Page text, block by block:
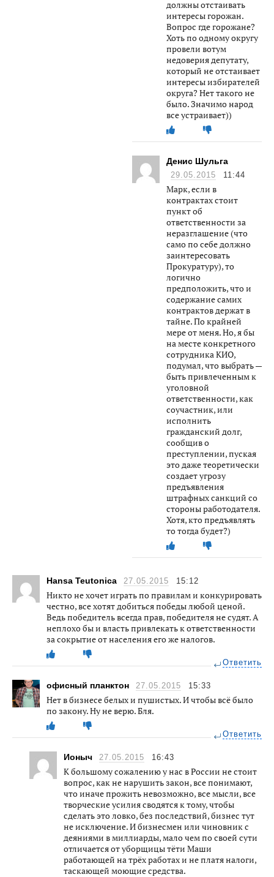
должны отстаивать
интересы горожан.
Вопрос где горожане?
Хоть по одному округу
провели вотум
недоверия депутату,
который не отстаивает
интересы избирателей
округа? Нет такого не
было. Значимо народ
все устраивает))
Денис Шульга
29.05.2015 11:44
Марк, если в
контрактах стоит
пункт об
ответственности за
неразглашение (что
само по себе должно
заинтересовать
Прокуратуру), то
логично
предположить, что и
содержание самих
контрактов держат в
тайне. По крайней
мере от меня. Но, я бы
на месте конкретного
сотрудника КИО,
подумал, что выбрать —
быть привлеченным к
уголовной
ответственности, как
соучастник, или
исполнить
гражданский долг,
сообщив о
преступлении, пуская
это даже теоретически
создает угрозу
предъявления
штрафных санкций со
стороны работодателя.
Хотя, кто предъявлять
то тогда будет?)
Hansa Teutonica 27.05.2015 15:12
Никто не хочет играть по правилам и конкурировать
честно, все хотят добиться победы любой ценой.
Ведь победитель всегда прав, победителя не судят. А
неплохо бы и власть привлекать к ответственности
за сокрытие от населения его же налогов.
Ответить
офисный планктон 27.05.2015 15:33
Нет в бизнесе белых и пушистых. И чтобы всё было
по закону. Ну не верю. Бля.
Ответить
Ионыч 27.05.2015 16:43
К большому сожалению у нас в России не стоит
вопрос, как не нарушить закон, все понимают,
что иначе прожить невозможно, все мысли, все
творческие усилия сводятся к тому, чтобы
сделать это ловко, без последствий, бизнес тут
не исключение. И бизнесмен или чиновник с
деяниями в миллиарды, мало чем по своей сути
отличается от уборщицы тёти Маши
работающей на трёх работах и не платя налоги,
таскающей моющие средства.